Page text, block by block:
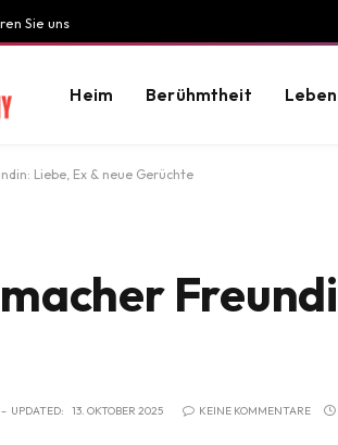
Sie uns
Heim Berühmtheit
Liebe, Ex & neue Gerüchte
UPDATED: 13. OKTOBER 2025 KEINE KOMMENTARE